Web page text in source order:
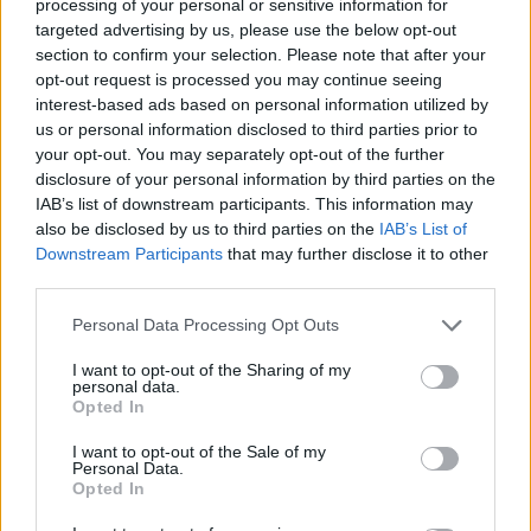
processing of your personal or sensitive information for
targeted advertising by us, please use the below opt-out
section to confirm your selection. Please note that after your
opt-out request is processed you may continue seeing
interest-based ads based on personal information utilized by
us or personal information disclosed to third parties prior to
your opt-out. You may separately opt-out of the further
disclosure of your personal information by third parties on the
IAB’s list of downstream participants. This information may
also be disclosed by us to third parties on the IAB’s List of
Downstream Participants that may further disclose it to other
Please note that this website/app uses one or more Google
not limited to your visit or usage behaviour. You may click to
grant or deny consent to Google and its third-party tags to
use your data for below specified purposes in below Google
consent section.
Personal Data Processing Opt Outs
I want to opt-out of the Sharing of my
personal data.
Opted In
I want to opt-out of the Sale of my
Personal Data.
Opted In
Gallura, finti clienti svuotano le suite: furto da
50mila nel resort
Meteo Olbia 7 agosto, sole e caldo tornano
protagonisti
Test tunnel Olbia: rampe chiuse ancora fino a
fine agosto